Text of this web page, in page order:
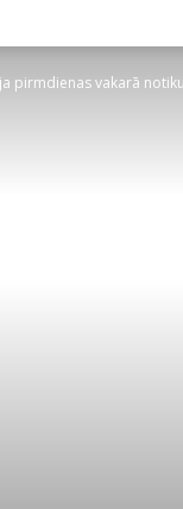
pirmdienas vakarā